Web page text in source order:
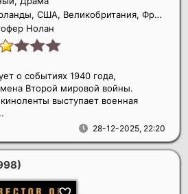
Нидерланды, США, Великобритания, Франция
Нолан
28-12-2025, 22:20
о событиях 1940 года,
Второй мировой войны.
выступает военная